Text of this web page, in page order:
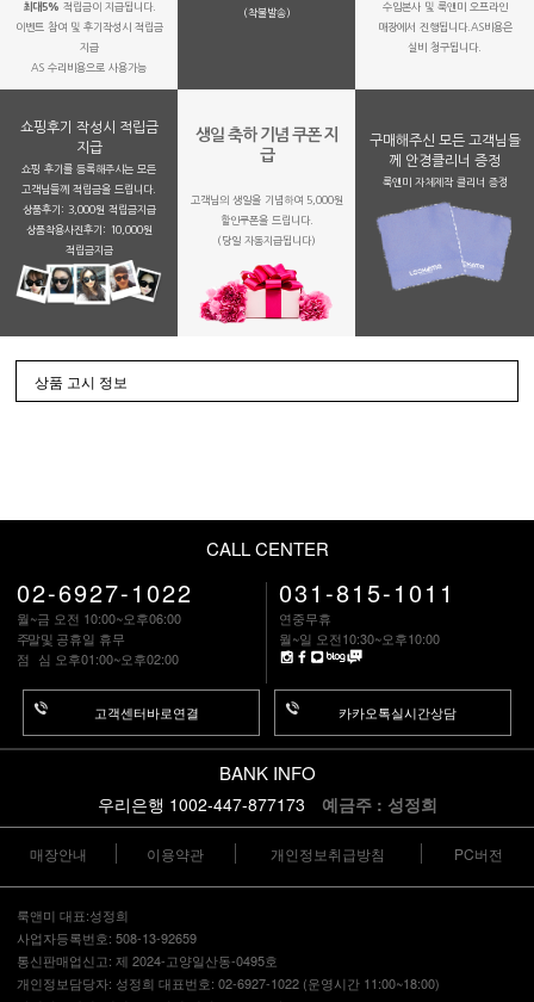
최대5% 적립금이 지급됩니다.
이벤트 참여 및 후기작성시 적립금
지급
AS 수리비용으로 사용가능
(착불발송)
수입본사 및 룩앤미 오프라인
매장에서 진행됩니다.AS비용은
실비 청구됩니다.
쇼핑후기 작성시 적립금
지급
쇼핑 후기를 등록해주시는 모든
고객님들께 적립금을 드립니다.
상품후기: 3,000원 적립금지급
상품착용사진후기: 10,000원
적립금지금
생일 축하 기념 쿠폰 지
급
고객님의 생일을 기념하여 5,000원
할인쿠폰을 드립니다.
(당일 자동지급됩니다)
구매해주신 모든 고객님들
께 안경클리너 증정
룩앤미 자체제작 클리너 증정
상품 고시 정보
CALL CENTER
02-6927-1022
월~금 오전 10:00~오후06:00
주말및 공휴일 휴무
점 심 오후01:00~오후02:00
고객센터바로연결
031-815-1011
연중무휴
월~일 오전10:30~오후10:00
카카오톡실시간상담
BANK INFO
우리은행 1002-447-877173 예금주 : 성정희
매장안내 이용약관 개인정보취급방침 PC버전
룩앤미 대표:성정희
사업자등록번호: 508-13-92659
통신판매업신고: 제 2024-고양일산동-0495호
개인정보담당자: 성정희 대표번호: 02-6927-1022 (운영시간 11:00~18:00)